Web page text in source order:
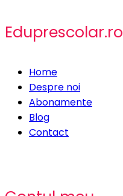
Eduprescolar.ro
Home
Despre noi
Abonamente
Blog
Contact